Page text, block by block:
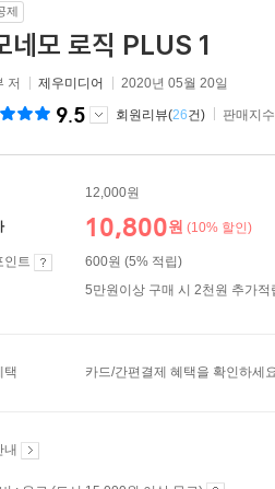
제
네모 로직 PLUS 1
저 제우미디어 2020년 05월 20일
9.5 회원리뷰(26건) 판매지
12,000원
10,800원 (10% 할인)
인트
600원 (5% 적립)
5만원이상 구매 시 2천원 추가적
택 카드/간편결제 혜택을 확인하세
내